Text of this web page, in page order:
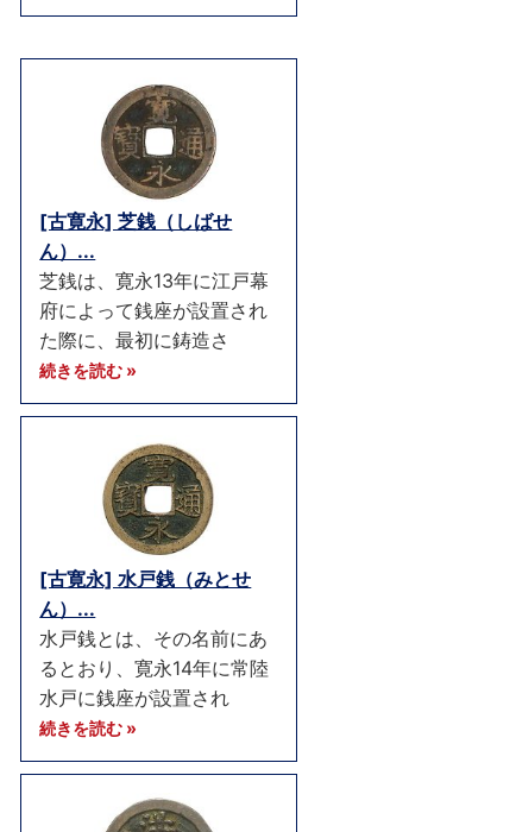
[古寛永] 芝銭（しばせ
ん）...
芝銭は、寛永13年に江戸幕
府によって銭座が設置され
た際に、最初に鋳造さ
続きを読む »
[古寛永] 水戸銭（みとせ
ん）...
水戸銭とは、その名前にあ
るとおり、寛永14年に常陸
水戸に銭座が設置され
続きを読む »